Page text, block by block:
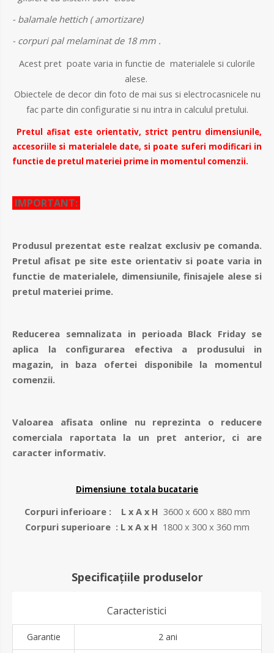
- balamale hettich ( amortizare)
- corpuri pal melaminat de 18 mm .
Acest pret poate varia in functie de materialele si culorile
alese.
Obiectele de decor din foto de mai sus si electrocasnicele nu
fac parte din configuratie si nu intra in calculul pretului.
Pretul afisat este orientativ, strict pentru dimensiunile,
accesoriile si materialele date, si poate suferi modificari in
functie de pretul materiei prime in momentul comenzii.
IMPORTANT:
Produsul prezentat este realzat exclusiv pe comanda.
Pretul afisat pe site este orientativ si poate varia in
functie de materialele, dimensiunile, finisajele alese si
pretul materiei prime.
Reducerea semnalizata in perioada Black Friday se
aplica la configurarea efectiva a produsului in
magazin, in baza ofertei disponibile la momentul
comenzii.
Valoarea afisata online nu reprezinta o reducere
comerciala raportata la un pret anterior, ci are
caracter informativ.
Dimensiune totala bucatarie
Corpuri inferioare : L x A x H 3600 x 600 x 880 mm
Corpuri superioare : L x A x H 1800 x 300 x 360 mm
Specificațiile produselor
Caracteristici
Garantie 2 ani